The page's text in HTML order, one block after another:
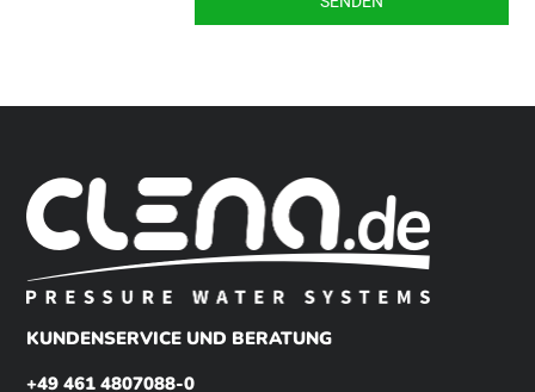
KUNDENSERVICE UND BERATUNG
+49 461 4807088-0